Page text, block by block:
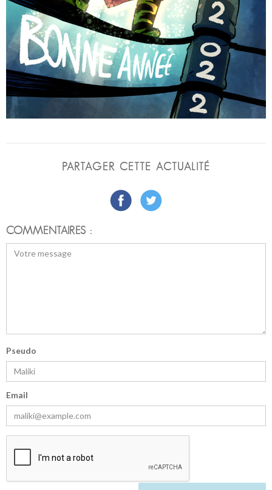
PARTAGER CETTE ACTUALITÉ
COMMENTAIRES :
Pseudo
Email